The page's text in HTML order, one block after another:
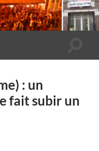
: un
fait subir un